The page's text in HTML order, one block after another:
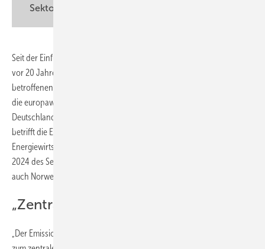
Sektoren des ETS-1 in Europa
Seit der Einführung des Europäischen Emissionshandels (EU-ETS 1)
vor 20 Jahren haben sich die Treibhausgasemissionen der
betroffenen Sektoren halbiert. Laut Umweltbundesamt (UBA) gingen
die europaweiten Emissionen im EU-ETS 1 um 51 Prozent zurück. In
Deutschland waren es mit 47 Prozent etwas weniger. Der EU-ETS 1
betrifft die Emissionen der energieintensiven Industrie, der
Energiewirtschaft, des innereuropäischen Luftverkehrs sowie seit
2024 des Seeverkehrs. Angeschlossen sind neben den EU-Staaten
auch Norwegen, Island und Liechtenstein.
„Zentrales Klimaschutzinstrument“
⁠„Der Emissionshandel hat sich seit seiner Einführung Schritt für Schritt